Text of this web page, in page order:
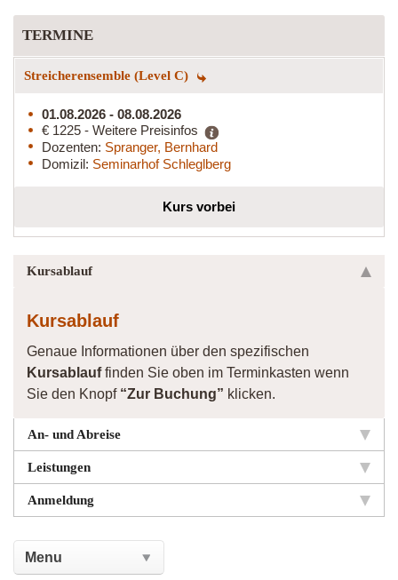
TERMINE
Streicherensemble (Level C)
01.08.2026 - 08.08.2026
€ 1225 - Weitere Preisinfos
Dozenten: Spranger, Bernhard
Domizil: Seminarhof Schleglberg
Kurs vorbei
Kursablauf
Kursablauf
Genaue Informationen über den spezifischen
Kursablauffinden Sie oben im Terminkasten wenn
Sie den Knopf “Zur Buchung” klicken.
An- und Abreise
Leistungen
Anmeldung